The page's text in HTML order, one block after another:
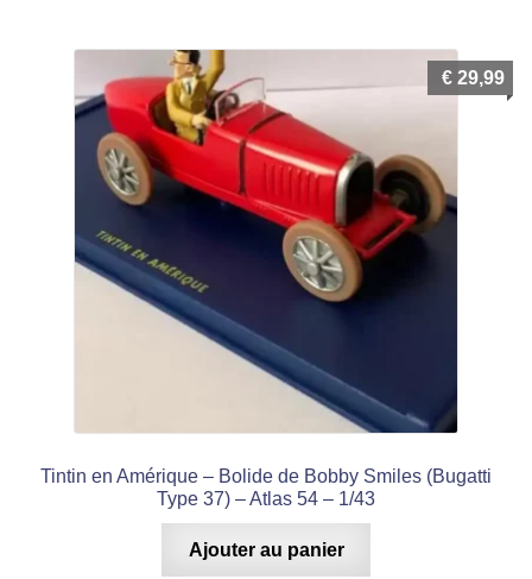
Tintin en Amérique – Bolide de Bobby Smiles (Bugatti
Type 37) – Atlas 54 – 1/43
€ 29,99
Ajouter au panier